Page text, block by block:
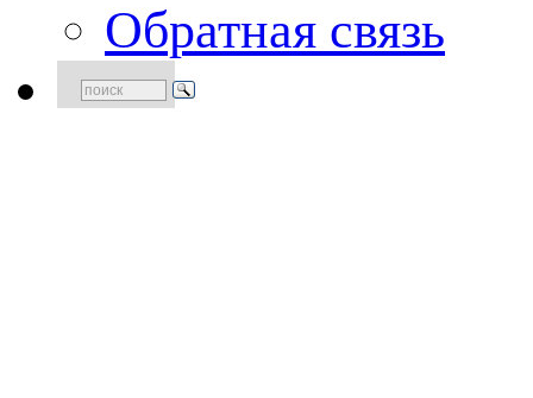
Обратная связь